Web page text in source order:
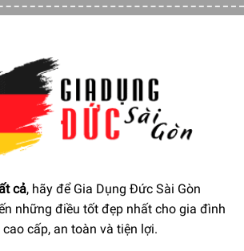
WPS PWash với các bộ phận được
để đạt được độ bền, ổn định lâu dài
từ xa với Miele@home
thông minh thông qua ứng dụng
bạn giám sát các hoạt động của
WPS PWash một cách linh hoạt từ
thác triệt để tiềm năng của thiết bị và
cả, hãy để Gia Dụng Đức Sài Gòn
những điều tốt đẹp nhất cho gia đình
cấp, an toàn và tiện lợi.